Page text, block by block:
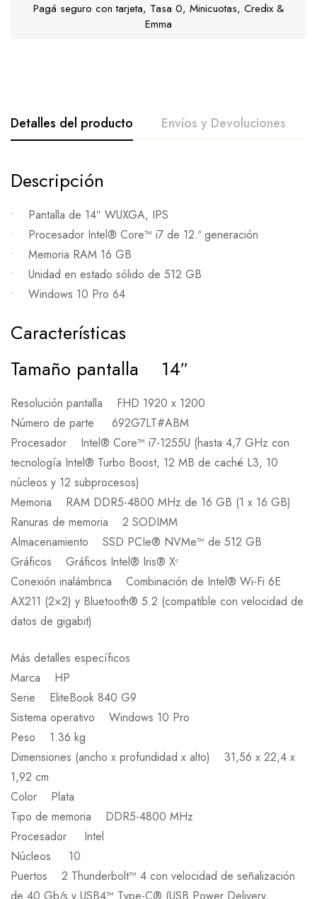
Pagá seguro con tarjeta, Tasa 0, Minicuotas, Credix &
Emma
Detalles del producto Envíos y Devoluciones
Descripción
• Pantalla de 14″ WUXGA, IPS
• Procesador Intel® Core™ i7 de 12.ª generación
• Memoria RAM 16 GB
• Unidad en estado sólido de 512 GB
• Windows 10 Pro 64
Características
Tamaño pantalla 14″
Resolución pantalla FHD 1920 x 1200
Número de parte 692G7LT#ABM
Procesador Intel® Core™ i7-1255U (hasta 4,7 GHz con
tecnología Intel® Turbo Boost, 12 MB de caché L3, 10
núcleos y 12 subprocesos)
Memoria RAM DDR5-4800 MHz de 16 GB (1 x 16 GB)
Ranuras de memoria 2 SODIMM
Almacenamiento SSD PCIe® NVMe™ de 512 GB
Gráficos Gráficos Intel® Iris® Xᵉ
Conexión inalámbrica Combinación de Intel® Wi-Fi 6E
AX211 (2×2) y Bluetooth® 5.2 (compatible con velocidad de
datos de gigabit)
Más detalles específicos
Marca HP
Serie EliteBook 840 G9
Sistema operativo Windows 10 Pro
Peso 1.36 kg
Dimensiones (ancho x profundidad x alto) 31,56 x 22,4 x
1,92 cm
Color Plata
Tipo de memoria DDR5-4800 MHz
Procesador Intel
Núcleos 10
Puertos 2 Thunderbolt™ 4 con velocidad de señalización